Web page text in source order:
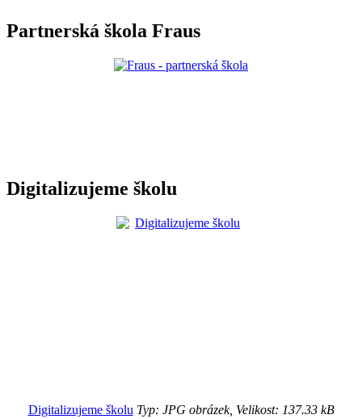
Partnerská škola Fraus
Digitalizujeme školu
Digitalizujeme školu Typ: JPG obrázek, Velikost: 137.33 kB